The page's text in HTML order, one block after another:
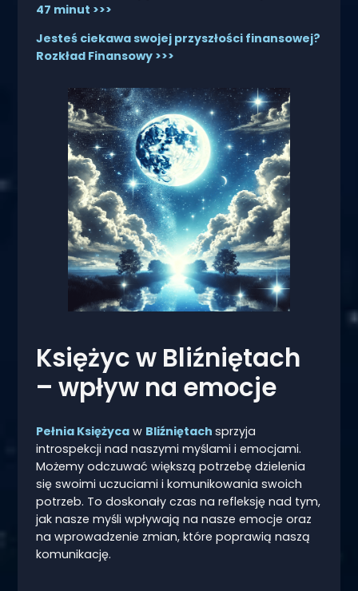
47 minut >>>
Jesteś ciekawa swojej przyszłości finansowej?
Rozkład Finansowy >>>
Księżyc w Bliźniętach
– wpływ na emocje
Pełnia Księżycaw Bliźniętach sprzyja
introspekcji nad naszymi myślami i emocjami.
Możemy odczuwać większą potrzebę dzielenia
się swoimi uczuciami i komunikowania swoich
potrzeb. To doskonały czas na refleksję nad tym,
jak nasze myśli wpływają na nasze emocje oraz
na wprowadzenie zmian, które poprawią naszą
komunikację.